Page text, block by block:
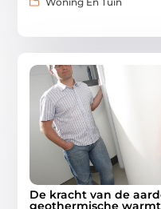
De kracht van de
geothermische